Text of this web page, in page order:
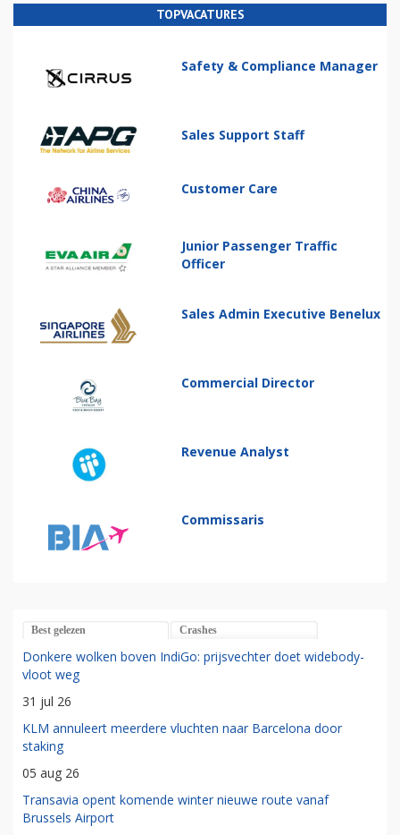
TOPVACATURES
Safety & Compliance Manager
Sales Support Staff
Customer Care
Junior Passenger Traffic
Officer
Sales Admin Executive Benelux
Commercial Director
Revenue Analyst
Commissaris
Best gelezen Crashes
Donkere wolken boven IndiGo: prijsvechter doet widebody-
vloot weg
31 jul 26
KLM annuleert meerdere vluchten naar Barcelona door
staking
05 aug 26
Transavia opent komende winter nieuwe route vanaf
Brussels Airport